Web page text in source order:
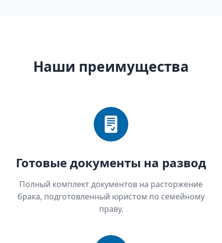
Наши преимущества
Готовые документы на развод
Полный комплект документов на расторжение
брака, подготовленный юристом по семейному
праву.